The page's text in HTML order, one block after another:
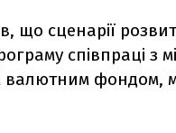
що сценарії
співпраці
валютним фондом,